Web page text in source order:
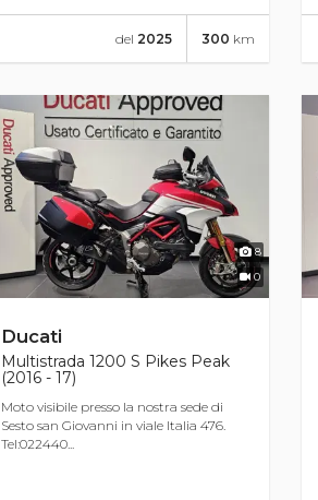
300 km
del 2025
8
0
Ducati
Multistrada 1200 S Pikes Peak
(2016 - 17)
Moto visibile presso la nostra sede di
Sesto san Giovanni in viale Italia 476.
Tel:022440...